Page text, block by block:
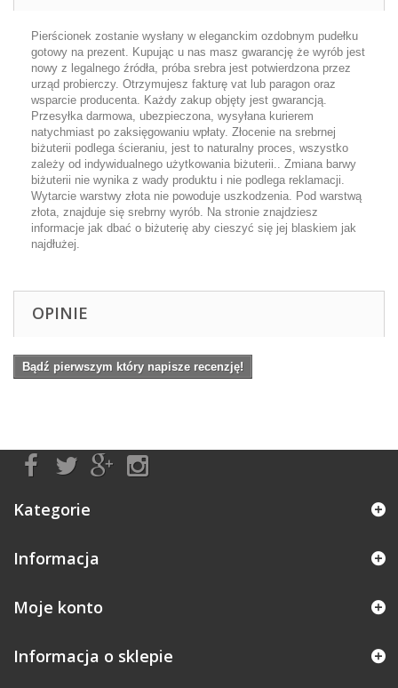
Pierścionek zostanie wysłany w eleganckim ozdobnym pudełku
gotowy na prezent. Kupując u nas masz gwarancję że wyrób jest
nowy z legalnego źródła, próba srebra jest potwierdzona przez
urząd probierczy. Otrzymujesz fakturę vat lub paragon oraz
wsparcie producenta. Każdy zakup objęty jest gwarancją.
Przesyłka darmowa, ubezpieczona, wysyłana kurierem
natychmiast po zaksięgowaniu wpłaty. Złocenie na srebrnej
biżuterii podlega ścieraniu, jest to naturalny proces, wszystko
zależy od indywidualnego użytkowania biżuterii.. Zmiana barwy
biżuterii nie wynika z wady produktu i nie podlega reklamacji.
Wytarcie warstwy złota nie powoduje uszkodzenia. Pod warstwą
złota, znajduje się srebrny wyrób. Na stronie znajdziesz
informacje jak dbać o biżuterię aby cieszyć się jej blaskiem jak
najdłużej.
OPINIE
Bądź pierwszym który napisze recenzję!
Kategorie
Informacja
Moje konto
Informacja o sklepie